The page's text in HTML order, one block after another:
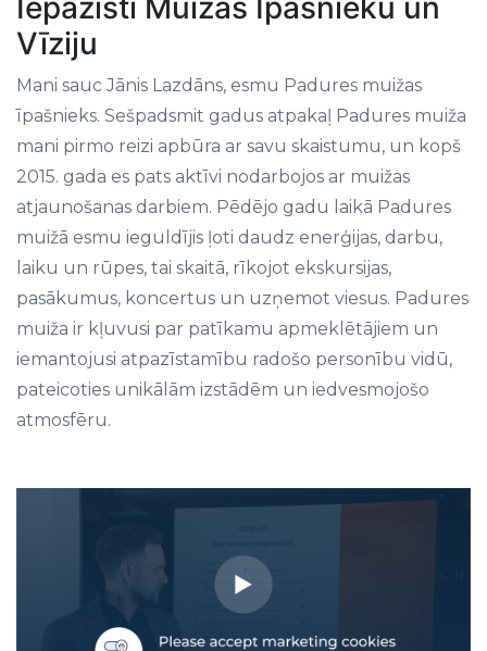
Iepazīsti Muižas Īpašnieku un
Vīziju
Mani sauc Jānis Lazdāns, esmu Padures muižas
īpašnieks. Sešpadsmit gadus atpakaļ Padures muiža
mani pirmo reizi apbūra ar savu skaistumu, un kopš
2015. gada es pats aktīvi nodarbojos ar muižas
atjaunošanas darbiem. Pēdējo gadu laikā Padures
muižā esmu ieguldījis ļoti daudz enerģijas, darbu,
laiku un rūpes, tai skaitā, rīkojot ekskursijas,
pasākumus, koncertus un uzņemot viesus. Padures
muiža ir kļuvusi par patīkamu apmeklētājiem un
iemantojusi atpazīstamību radošo personību vidū,
pateicoties unikālām izstādēm un iedvesmojošo
atmosfēru.